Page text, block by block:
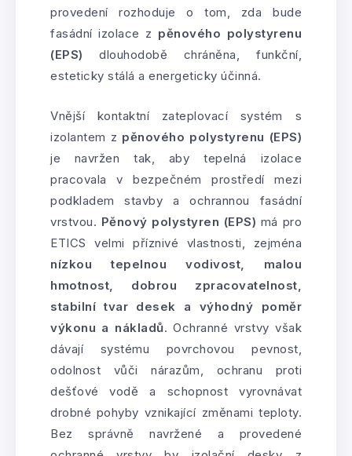
provedení rozhoduje o tom, zda bude
fasádní izolace z pěnového polystyrenu
(EPS) dlouhodobě chráněna, funkční,
esteticky stálá a energeticky účinná.
Vnější kontaktní zateplovací systém s
izolantem z pěnového polystyrenu (EPS)
je navržen tak, aby tepelná izolace
pracovala v bezpečném prostředí mezi
podkladem stavby a ochrannou fasádní
vrstvou. Pěnový polystyren (EPS) má pro
ETICS velmi příznivé vlastnosti, zejména
nízkou tepelnou vodivost, malou
hmotnost, dobrou zpracovatelnost,
stabilní tvar desek a výhodný poměr
výkonu a nákladů. Ochranné vrstvy však
dávají systému povrchovou pevnost,
odolnost vůči nárazům, ochranu proti
dešťové vodě a schopnost vyrovnávat
drobné pohyby vznikající změnami teploty.
Bez správně navržené a provedené